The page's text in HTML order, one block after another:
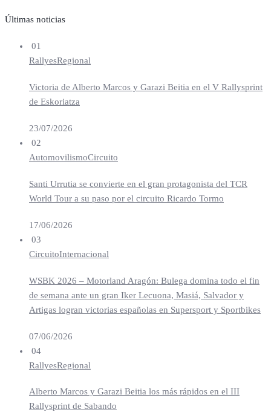
Últimas noticias
01
RallyesRegional
Victoria de Alberto Marcos y Garazi Beitia en el V Rallysprint
de Eskoriatza
23/07/2026
02
AutomovilismoCircuito
Santi Urrutia se convierte en el gran protagonista del TCR
World Tour a su paso por el circuito Ricardo Tormo
17/06/2026
03
CircuitoInternacional
WSBK 2026 – Motorland Aragón: Bulega domina todo el fin
de semana ante un gran Iker Lecuona, Masiá, Salvador y
Artigas logran victorias españolas en Supersport y Sportbikes
07/06/2026
04
RallyesRegional
Alberto Marcos y Garazi Beitia los más rápidos en el III
Rallysprint de Sabando